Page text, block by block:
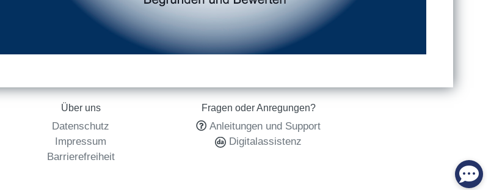
Über uns
Datenschutz
Impressum
Barrierefreiheit
Fragen oder Anregungen?
Anleitungen und Support
Digitalassistenz